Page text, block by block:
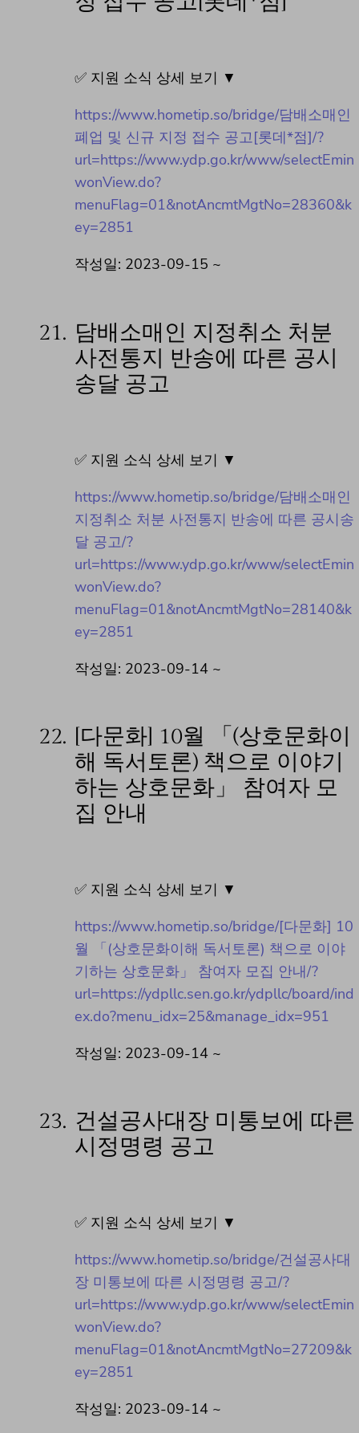
✅ 지원 소식 상세 보기 ▼
https://www.hometip.so/bridge/담배소매인
폐업 및 신규 지정 접수 공고[롯데*점]/?
url=https://www.ydp.go.kr/www/selectEmin
wonView.do?
menuFlag=01&notAncmtMgtNo=28360&k
ey=2851
작성일: 2023-09-15 ~
21. 담배소매인 지정취소 처분
사전통지 반송에 따른 공시
송달 공고
✅ 지원 소식 상세 보기 ▼
https://www.hometip.so/bridge/담배소매인
지정취소 처분 사전통지 반송에 따른 공시송
달 공고/?
url=https://www.ydp.go.kr/www/selectEmin
wonView.do?
menuFlag=01&notAncmtMgtNo=28140&k
ey=2851
작성일: 2023-09-14 ~
22. [다문화] 10월 「(상호문화이
해 독서토론) 책으로 이야기
하는 상호문화」 참여자 모
집 안내
✅ 지원 소식 상세 보기 ▼
https://www.hometip.so/bridge/[다문화] 10
월 「(상호문화이해 독서토론) 책으로 이야
기하는 상호문화」 참여자 모집 안내/?
url=https://ydpllc.sen.go.kr/ydpllc/board/ind
ex.do?menu_idx=25&manage_idx=951
작성일: 2023-09-14 ~
23. 건설공사대장 미통보에 따른
시정명령 공고
✅ 지원 소식 상세 보기 ▼
https://www.hometip.so/bridge/건설공사대
장 미통보에 따른 시정명령 공고/?
url=https://www.ydp.go.kr/www/selectEmin
wonView.do?
menuFlag=01&notAncmtMgtNo=27209&k
ey=2851
작성일: 2023-09-14 ~